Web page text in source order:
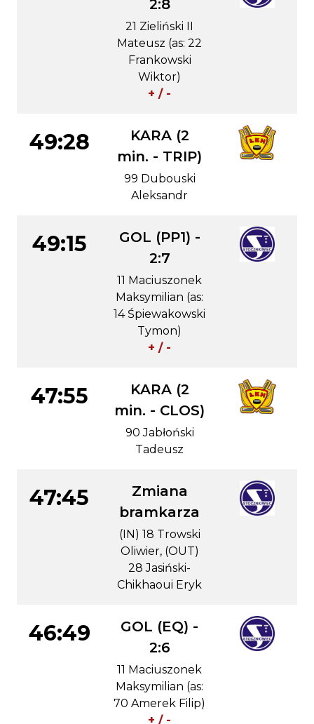
2:8
21 Zieliński II
Mateusz (as: 22
Frankowski
Wiktor)
+ / -
49:28
KARA (2
min. - TRIP)
99 Dubouski
Aleksandr
49:15
GOL (PP1) -
2:7
11 Maciuszonek
Maksymilian (as:
14 Śpiewakowski
Tymon)
+ / -
47:55
KARA (2
min. - CLOS)
90 Jabłoński
Tadeusz
47:45
Zmiana
bramkarza
(IN) 18 Trowski
Oliwier, (OUT)
28 Jasiński-
Chikhaoui Eryk
46:49
GOL (EQ) -
2:6
11 Maciuszonek
Maksymilian (as:
70 Amerek Filip)
+ / -